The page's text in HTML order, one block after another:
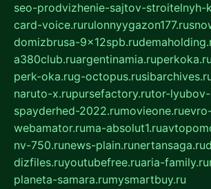
seo-prodvizhenie-sajtov-stroitelnyh-
card-voice.rurulonnyygazon177.ru
domizbrusa-9x12spb.ru
a380club.ruargentinamia.ruperkoka.ru
perk-oka.rug-octopus.ru
naruto-x.rupursefactory.rutor-
spayderhed-2022.rumovieone.ru
webamator.ruma-absolut1.ru
nv-750.runews-plain.runertansaga.ru
dizfiles.ruyoutubefree.ruaria-family.ru
planeta-samara.rumysmartbuy.ru